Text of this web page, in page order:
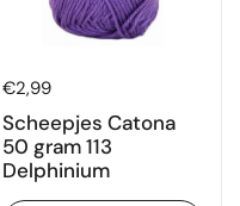
Prijs:
€2,99
Scheepjes Catona
50 gram 113
Delphinium